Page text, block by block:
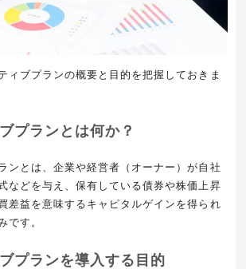
ィブプランの概要と目的を把握しておきま
プランとは何か？
ンとは、企業や経営者（オーナー）が自社
などを与え、保有している債券や株価上昇
差益を意味するキャピタルゲインを得られ
です。
プランを導入する目的